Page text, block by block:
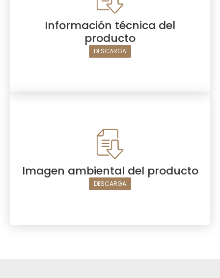
Información técnica del
producto
DESCARGA
Imagen ambiental del producto
DESCARGA